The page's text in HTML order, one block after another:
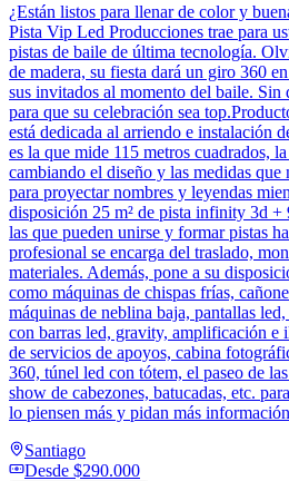
¿Están listos para llenar de color y
Pista Vip Led Producciones trae para
pistas de baile de última tecnología.
de madera, su fiesta dará un giro 360
sus invitados al momento del baile. Sin
para que su celebración sea
está dedicada al arriendo e instalación
es la que mide 115 metros cuadrados,
cambiando el diseño y las medidas que
para proyectar nombres y leyendas
disposición 25 m² de pista infinity 3d
las que pueden unirse y formar pistas
profesional se encarga del traslado,
materiales. Además, pone a su
como máquinas de chispas frías,
máquinas de neblina baja, pantallas
con barras led, gravity, amplificación
de servicios de apoyos, cabina
360, túnel led con tótem, el paseo de
show de cabezones, batucadas, etc.
lo piensen más y pidan más
Santiago
Desde $290.000